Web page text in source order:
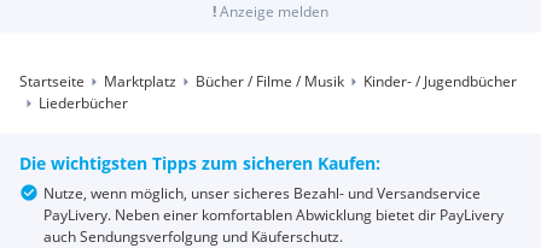
!Anzeige melden
Startseite Marktplatz Bücher / Filme / Musik
Kinder- / Jugendbücher
Liederbücher
Die wichtigsten Tipps zum sicheren Kaufen:
Nutze, wenn möglich, unser sicheres Bezahl- und Versandservice
PayLivery. Neben einer komfortablen Abwicklung bietet dir PayLivery
auch Sendungsverfolgung und Käuferschutz.